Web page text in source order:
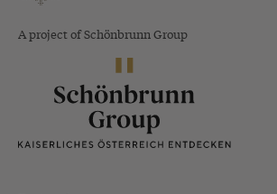
A project of Schönbrunn Group